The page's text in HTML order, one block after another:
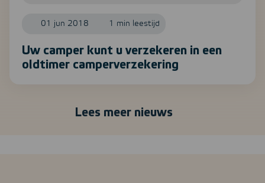
01 jun 2018 1 min leestijd
Uw camper kunt u verzekeren in een
oldtimer camperverzekering
Lees meer nieuws